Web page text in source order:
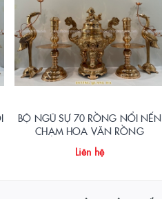
BỘ NGŨ SỰ 70 RỒNG NỔI NẾN
CHẠM HOA VĂN RỒNG
PHƯỢNG
Liên hệ